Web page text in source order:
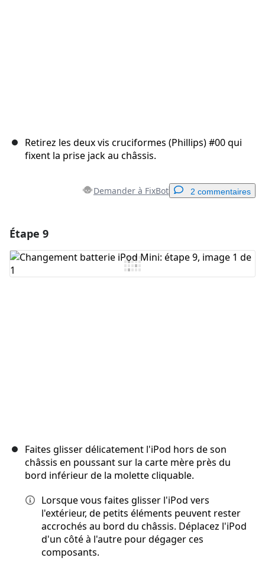
Retirez les deux vis cruciformes (Phillips) #00 qui
fixent la prise jack au châssis.
Demander à FixBot 2 commentaires
Ajouter un commentaire
Étape 9
Faites glisser délicatement l'iPod hors de son
châssis en poussant sur la carte mère près du
bord inférieur de la molette cliquable.
Lorsque vous faites glisser l'iPod vers
l'extérieur, de petits éléments peuvent rester
accrochés au bord du châssis. Déplacez l'iPod
d'un côté à l'autre pour dégager ces
composants.